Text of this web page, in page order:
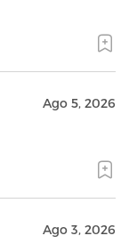
Ago 5, 2026
Ago 3, 2026